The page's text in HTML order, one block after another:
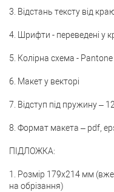
3. Відстань тексту від
4. Шрифти - переведені у
5. Колірна схема - Pantone
6. Макет у векторі
7. Відступ під пружину –
8. Формат макета – pdf,
ПІДЛОЖКА:
1. Розмір 179х214 мм
на обрізання)